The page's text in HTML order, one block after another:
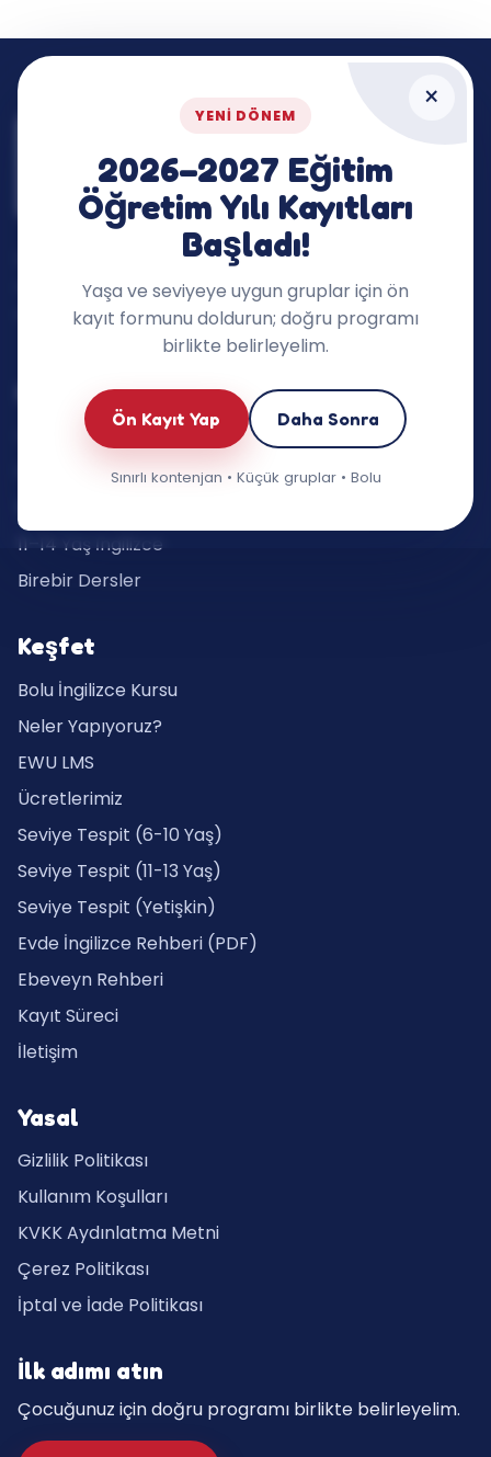
×
YENI DÖNEM
2026–2027 Eğitim
Öğretim Yılı Kayıtları
Başladı!
Yaşa ve seviyeye uygun gruplar için ön
kayıt formunu doldurun; doğru programı
birlikte belirleyelim.
Ön Kayıt Yap Daha Sonra
Sınırlı kontenjan • Küçük gruplar • Bolu
İngilizceyi dersin dışına taşıyan, çocukların
merakını ve konuşma cesaretini destekleyen
öğrenme ekosistemi.
Eğitimlerimiz
Oyun Grupları (3–5 yaş)
6–7 Yaş İngilizce
11–14 Yaş İngilizce
Birebir Dersler
Keşfet
Bolu İngilizce Kursu
Neler Yapıyoruz?
EWU LMS
Ücretlerimiz
Seviye Tespit (6-10 Yaş)
Seviye Tespit (11-13 Yaş)
Seviye Tespit (Yetişkin)
Evde İngilizce Rehberi (PDF)
Ebeveyn Rehberi
Kayıt Süreci
İletişim
Yasal
Gizlilik Politikası
Kullanım Koşulları
KVKK Aydınlatma Metni
Çerez Politikası
İptal ve İade Politikası
İlk adımı atın
Çocuğunuz için doğru programı birlikte belirleyelim.